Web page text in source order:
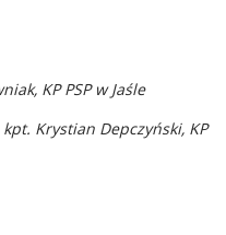
KP PSP w Jaśle
Krystian Depczyński, KP